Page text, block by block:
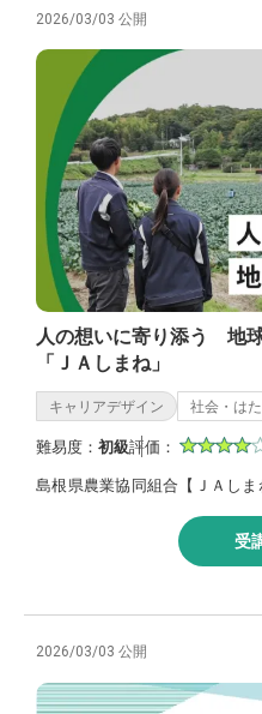
2026/03/03 公開
人の想いに寄り添う 地
「ＪＡしまね」
キャリアデザイン 社会・は
難易度： 初級評価：
島根県農業協同組合【ＪＡしま
受
2026/03/03 公開